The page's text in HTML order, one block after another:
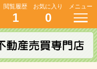
閲覧履歴
1
お気に入り
0
メニュー